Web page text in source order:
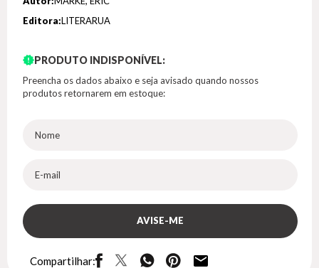
Editora:LITERARUA
PRODUTO INDISPONÍVEL:
Preencha os dados abaixo e seja avisado quando nossos
produtos retornarem em estoque:
Compartilhar: